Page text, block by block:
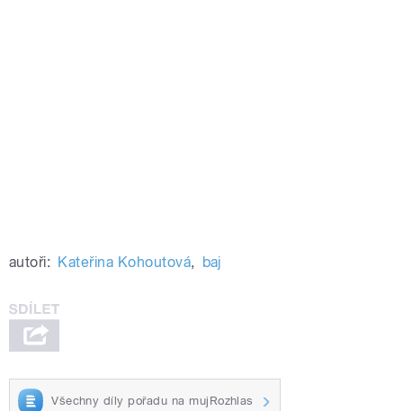
autoři: Kateřina Kohoutová, baj
Všechny díly pořadu na mujRozhlas